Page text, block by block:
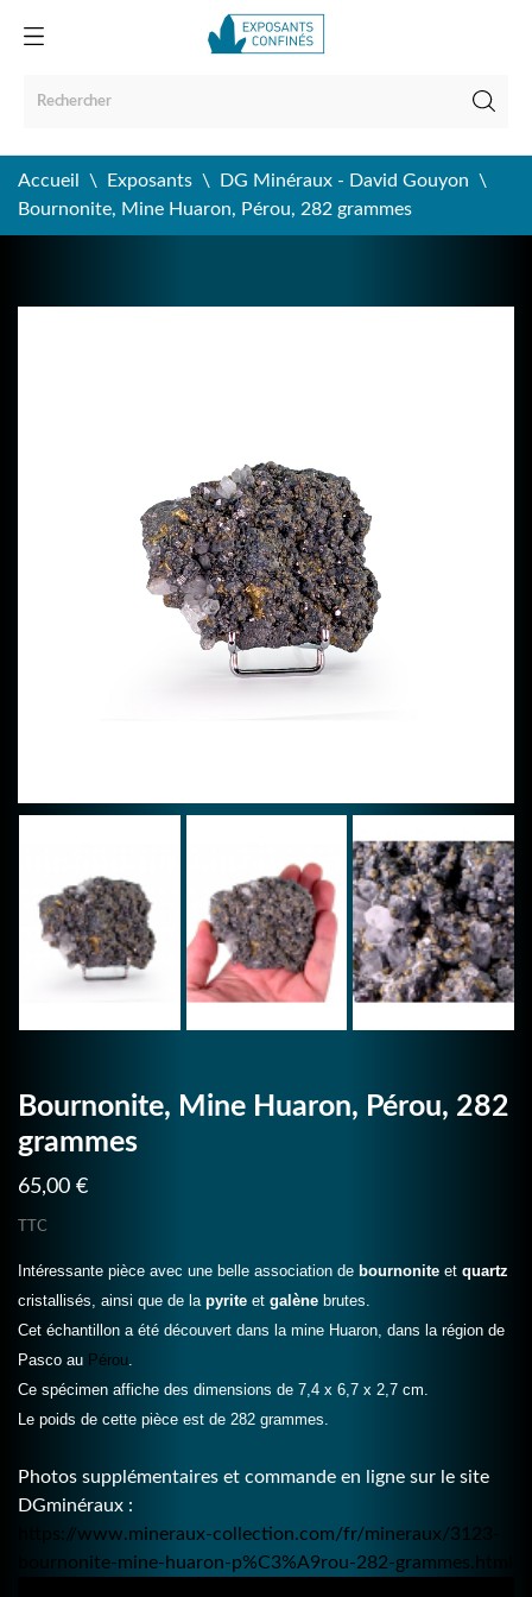
Accueil Exposants
DG Minéraux - David Gouyon
Bournonite, Mine Huaron, Pérou, 282 grammes
Bournonite, Mine Huaron, Pérou, 282
grammes
65,00 €
TTC
Intéressante pièce avec une belle association de bournonite et quartz
cristallisés, ainsi que de la pyrite et galène brutes.
Cet échantillon a été découvert dans la mine Huaron, dans la région de
Pasco au Pérou
Ce spécimen affiche des dimensions de 7,4 x 6,7 x 2,7 cm.
Le poids de cette pièce est de 282 grammes.
Photos supplémentaires et commande en ligne sur le site
DGminéraux :
https://www.mineraux-collection.com/fr/mineraux/3123-
bournonite-mine-huaron-p%C3%A9rou-282-grammes.html